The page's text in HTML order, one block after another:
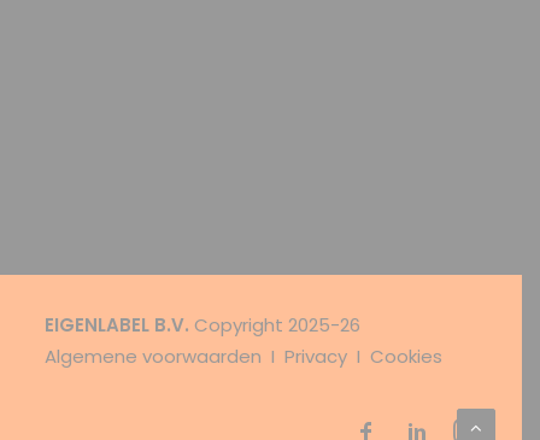
EIGENLABEL B.V. Copyright 2025-26
Algemene voorwaarden I Privacy I Cookies